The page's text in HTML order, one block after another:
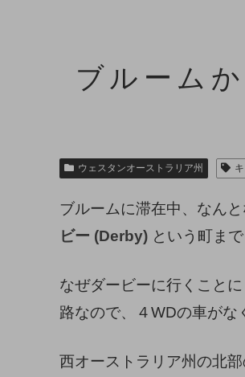
ブルーム
ウェスタンオーストラリア州
ブルームに滞在中、なん
ビー (Derby) という町ま
なぜダービーに行くこと
路なので、４WDの車がな
西オーストラリア州の北